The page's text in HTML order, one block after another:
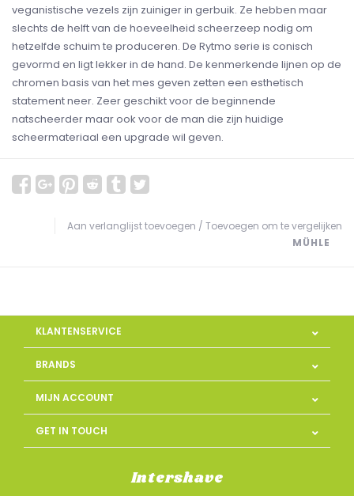
veganistische vezels zijn zuiniger in gerbuik. Ze hebben maar
slechts de helft van de hoeveelheid scheerzeep nodig om
hetzelfde schuim te produceren. De Rytmo serie is conisch
gevormd en ligt lekker in de hand. De kenmerkende lijnen op de
chromen basis van het mes geven zetten een esthetisch
statement neer. Zeer geschikt voor de beginnende
natscheerder maar ook voor de man die zijn huidige
scheermateriaal een upgrade wil geven.
Aan verlanglijst toevoegen / Toevoegen om te vergelijken
MÜHLE
KLANTENSERVICE
BRANDS
MIJN ACCOUNT
GET IN TOUCH
Intershave